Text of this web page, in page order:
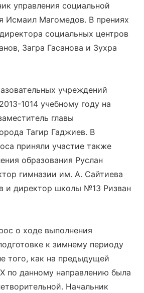
управления социальной
Исмаил Магомедов. В прениях
социальных центров
Загра Гасанова и Зухра
учреждений
1014 учебному году на
главы
Тагир Гаджиев. В
приняли участие также
образования Руслан
гимназии им. А. Сайтиева
и директор школы №13 Ризван
о ходе выполнения
к зимнему периоду
того, как на предыдущей
по данному направлению была
Начальник